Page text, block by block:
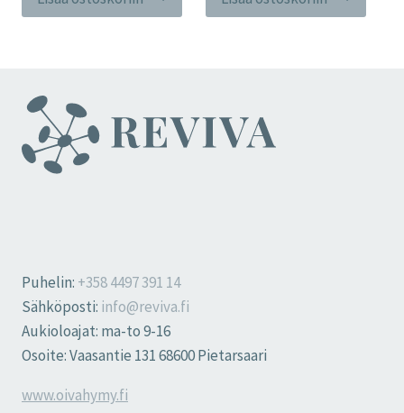
Puhelin: +358 4497 391 14
Sähköposti: info@reviva.fi
Aukioloajat: ma-to 9-16
Osoite: Vaasantie 131 68600 Pietarsaari
www.oivahymy.fi